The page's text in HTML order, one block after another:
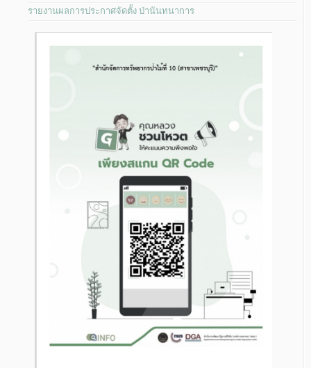
รายงานผลการประกาศจัดตั้ง ป่านันทนาการ